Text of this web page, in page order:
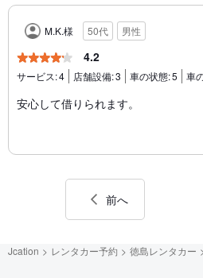
M.K.様 50代 男性
4.2
サービス:4 店舗設備:3 車の状態:5 車
安心して借りられます。
前へ
Jcation レンタカー予約 徳島レンタカー